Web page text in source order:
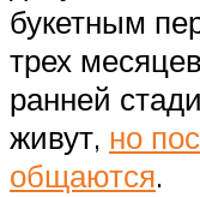
букетным
трех
ранней
живут, но
общаются.